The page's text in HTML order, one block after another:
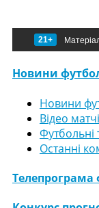
21+
Новини
Новини
Відео
Футбольні
Останні
Телепрограма